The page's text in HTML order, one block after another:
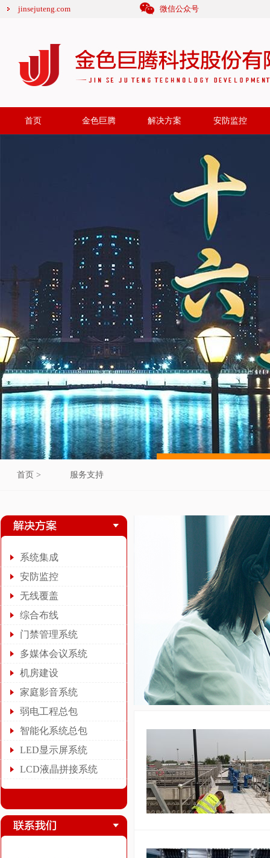
jinsejuteng.com 微信公众号
首页 金色巨腾 解决方案 安防监控
首页 > 服务支持
系统集成
安防监控
无线覆盖
综合布线
门禁管理系统
多媒体会议系统
机房建设
家庭影音系统
弱电工程总包
智能化系统总包
LED显示屏系统
LCD液晶拼接系统